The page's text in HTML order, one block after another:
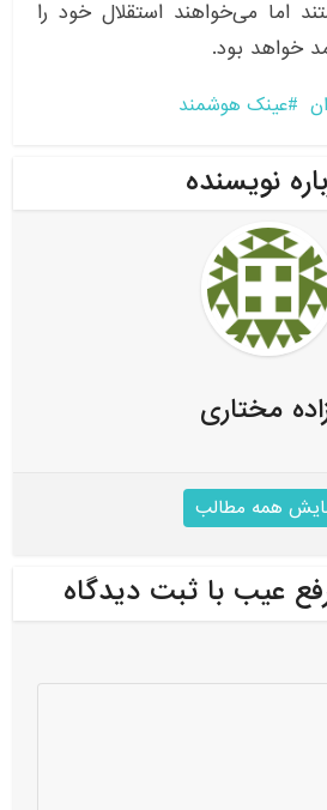
اما می‌خواهند استقلال خود را
خواهد بود.
عینک هوشمند
نویسنده
مختاری
همه مطالب
عیب با ثبت دیدگاه